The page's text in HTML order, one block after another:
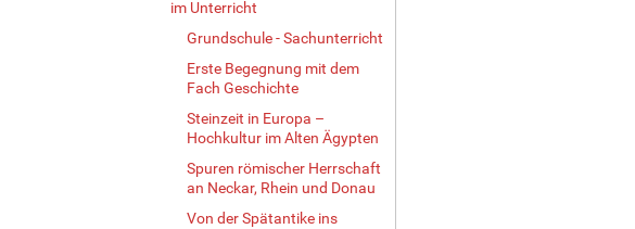
im Unterricht
Grundschule - Sachunterricht
Erste Begegnung mit dem
Fach Geschichte
Steinzeit in Europa –
Hochkultur im Alten Ägypten
Spuren römischer Herrschaft
an Neckar, Rhein und Donau
Von der Spätantike ins